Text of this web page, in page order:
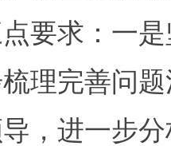
要求：一
理完善问
，进一步